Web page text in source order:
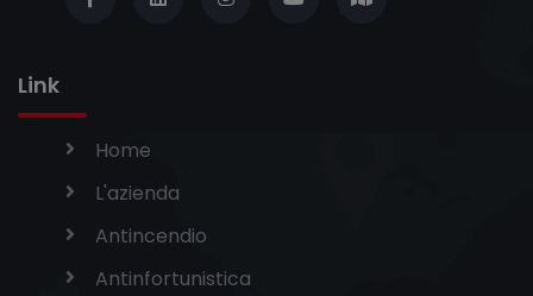
Link
Home
L'azienda
Antincendio
Antinfortunistica